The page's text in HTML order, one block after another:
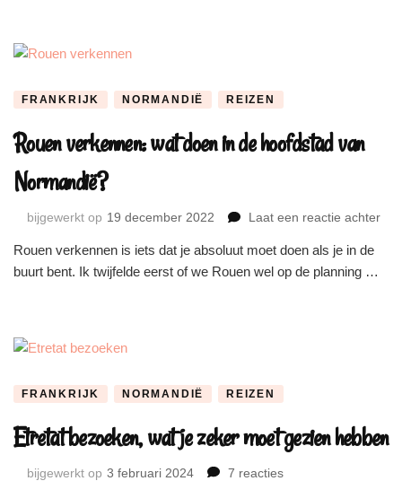
FRANKRIJK NORMANDIË REIZEN
Rouen verkennen: wat doen in de hoofdstad van
Normandië?
bijgewerkt op 19 december 2022 Laat een reactie achterop
Rouen verkennen is iets dat je absoluut moet doen als je in de
buurt bent. Ik twijfelde eerst of we Rouen wel op de planning …
FRANKRIJK NORMANDIË REIZEN
Etretat bezoeken, wat je zeker moet gezien hebben
bijgewerkt op 3 februari 2024 7 reactiesop